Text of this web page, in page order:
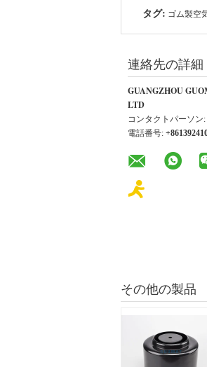
タグ: ゴム製空
連絡先の詳細
GUANGZHOU
LTD
コンタクトパーソン:
電話番号:
その他の製品